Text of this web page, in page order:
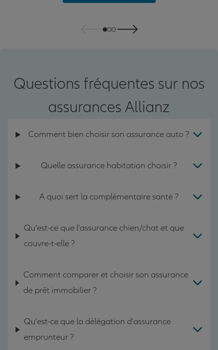
Questions fréquentes sur nos
assurances Allianz
Comment bien choisir son assurance auto ?
Quelle assurance habitation choisir ?
A quoi sert la complémentaire santé ?
Qu'est-ce que l'assurance chien/chat et que
couvre-t-elle ?
Comment comparer et choisir son assurance
de prêt immobilier ?
Qu'est-ce que la délégation d'assurance
emprunteur ?